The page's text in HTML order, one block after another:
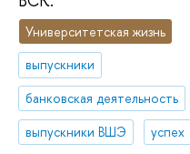
Университетская жизнь
выпускники
банковская деятельность
выпускники ВШЭ
успех